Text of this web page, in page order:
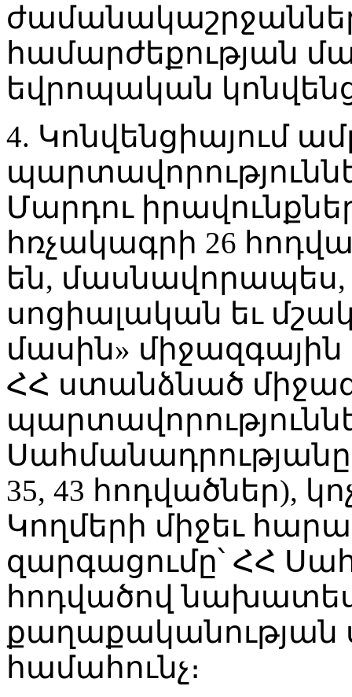
համարժեքության
եվրոպական
4. Կոնվենցիայում
Մարդու
հռչակագրի 26
են,
սոցիալական եւ
մասին»
ՀՀ ստանձնած
35, 43 հոդվածներ),
Կողմերի միջեւ
զարգացումը՝ ՀՀ
հոդվածով
քաղաքականության
համահունչ։